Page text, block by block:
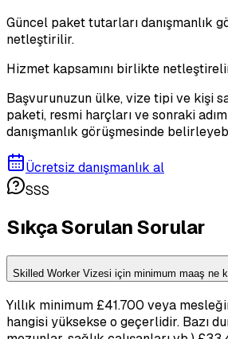
Güncel paket tutarları danışmanlık
netleştirilir.
Hizmet kapsamını birlikte
Başvurunuzun ülke, vize tipi ve kişi
paketi, resmi harçları ve sonraki
danışmanlık görüşmesinde
Ücretsiz danışmanlık al
SSS
Sıkça Sorulan Sorular
Skilled Worker Vizesi için minimum maaş ne
Yıllık minimum £41.700 veya
hangisi yüksekse o geçerlidir. Bazı